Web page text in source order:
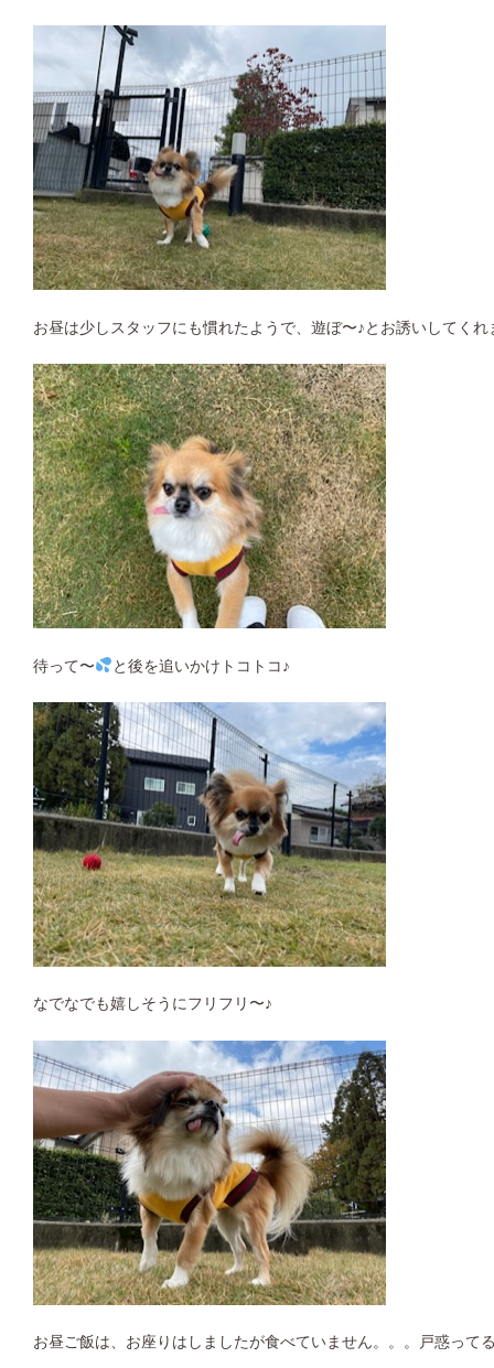
お昼は少しスタッフにも慣れたようで、遊ぼ〜♪とお誘いしてくれ
待って〜 と後を追いかけトコトコ♪
なでなでも嬉しそうにフリフリ〜♪
お昼ご飯は、お座りはしましたが食べていません。。。戸惑って